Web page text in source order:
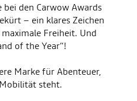
den Carwow Awards
– ein klares Zeichen
Freiheit. Und
of the Year“!
Marke für Abenteuer,
steht.